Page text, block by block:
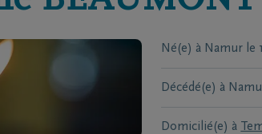
Né(e) à Namur le
Décédé(e) à
Domicilié(e) à